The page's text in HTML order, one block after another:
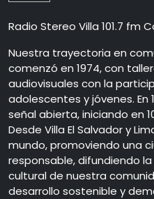
Radio Stereo Villa 101.7 fm
Nuestra trayectoria en
comenzó en 1974, con
audiovisuales con la
adolescentes y jóvenes. En
señal abierta, iniciando en
Desde Villa El Salvador y
mundo, promoviendo una
responsable, difundiendo
cultural de nuestra
desarrollo sostenible y